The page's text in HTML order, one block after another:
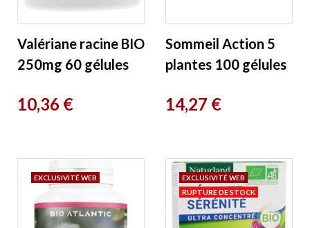
Valériane racine BIO
250mg 60 gélules
Paris
Prix
10,36 €
Sommeil Action 5
plantes 100 gélules
Paris
Prix
14,27 €
EXCLUSIVITÉ WEB
EXCLUSIVITÉ WEB
RUPTURE DE STOCK